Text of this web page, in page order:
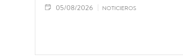
05/08/2026 NOTICIEROS